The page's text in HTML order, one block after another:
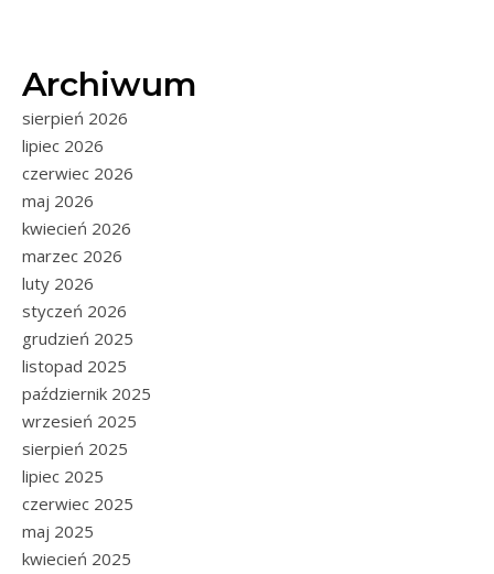
Archiwum
sierpień 2026
lipiec 2026
czerwiec 2026
maj 2026
kwiecień 2026
marzec 2026
luty 2026
styczeń 2026
grudzień 2025
listopad 2025
październik 2025
wrzesień 2025
sierpień 2025
lipiec 2025
czerwiec 2025
maj 2025
kwiecień 2025